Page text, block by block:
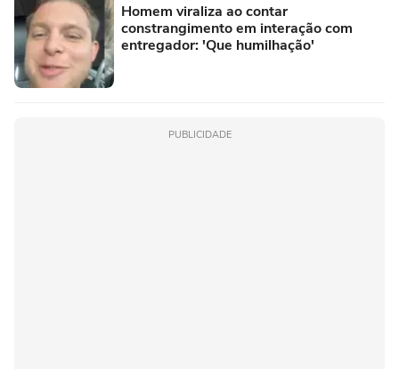
Homem viraliza ao contar
constrangimento em interação com
entregador: 'Que humilhação'
PUBLICIDADE